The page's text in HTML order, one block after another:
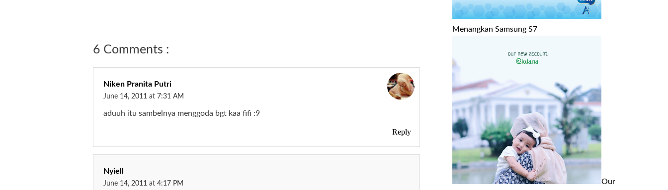
6 Comments :
Niken Pranita Putri
June 14, 2011 at 7:31 AM
aduuh itu sambelnya menggoda bgt kaa fifi :9
Reply
Nyiell
June 14, 2011 at 4:17 PM
Menangkan Samsung S7
Our